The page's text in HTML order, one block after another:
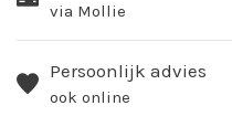
via Mollie
Persoonlijk advies
ook online